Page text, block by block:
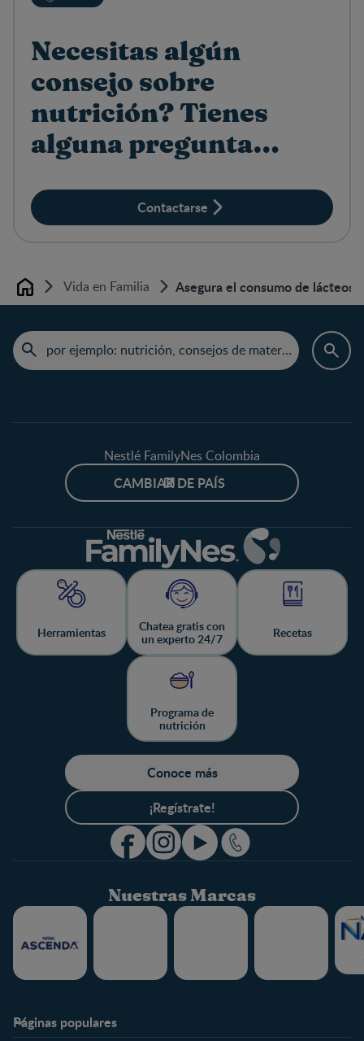
Necesitas algún
consejo sobre
nutrición? Tienes
alguna pregunta
Contactarse
Home Vida en Familia Asegura el consumo de lácteos
Nestlé FamilyNes Colombia
CAMBIAR DE PAÍS
Herramientas
Chatea gratis con
un experto 24/7
Recetas
Programa de
nutrición
Conoce más
¡Regístrate!
Nuestras Marcas
Páginas populares